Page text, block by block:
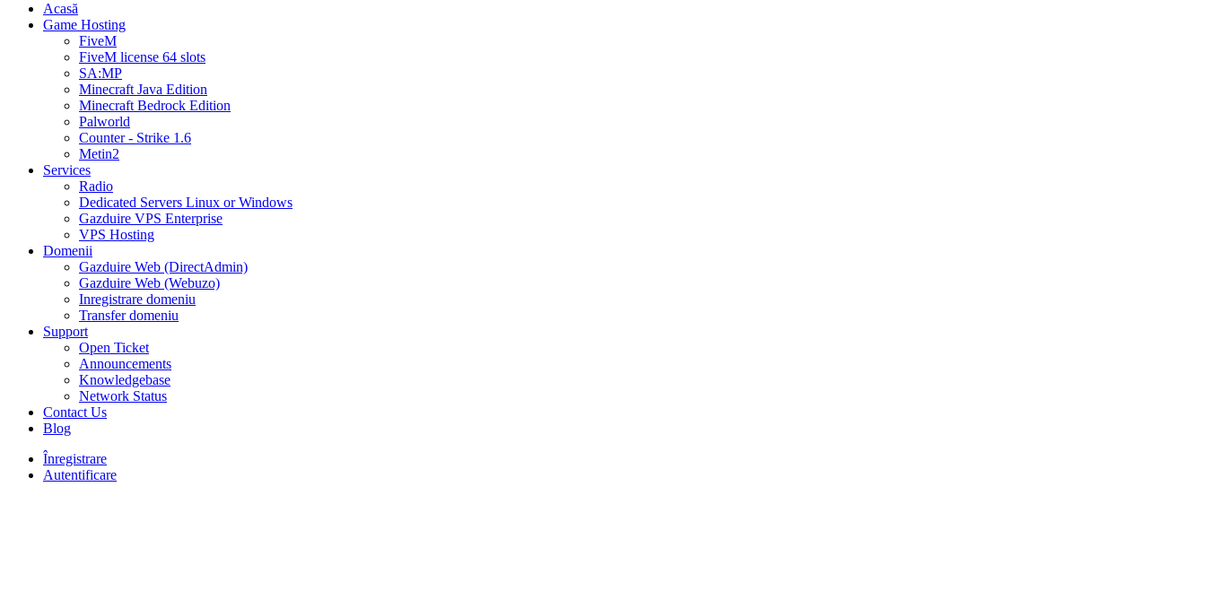
Acasă
Game Hosting
FiveM
FiveM license 64 slots
SA:MP
Minecraft Java Edition
Minecraft Bedrock Edition
Palworld
Counter - Strike 1.6
Metin2
Services
Radio
Dedicated Servers Linux or Windows
Gazduire VPS Enterprise
VPS Hosting
Domenii
Gazduire Web (DirectAdmin)
Gazduire Web (Webuzo)
Inregistrare domeniu
Transfer domeniu
Support
Open Ticket
Announcements
Knowledgebase
Network Status
Contact Us
Blog
Înregistrare
Autentificare